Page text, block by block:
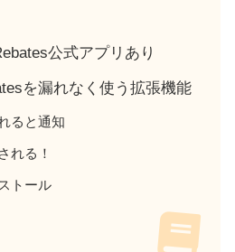
公式アプリあり
を漏れなく使う拡張機能
ると通知
れる！
トール